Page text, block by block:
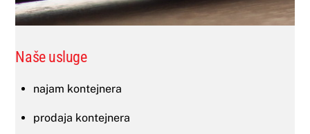
Naše usluge
najam kontejnera
prodaja kontejnera